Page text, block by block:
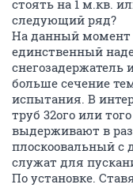
стоять на 1 м.кв.
следующий ряд?
На данный момент
единственный
снегозадержатель
больше сечение
испытания. В
труб 32ого или
выдерживают в
плоскоовальный с
служат для
По установке.